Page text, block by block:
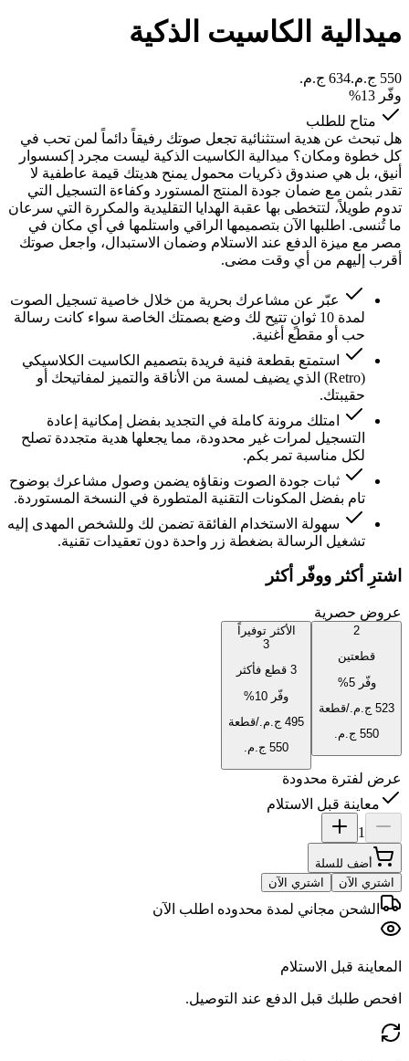
ميدالية الكاسيت الذكية
وفّر 13
%
متاح للطلب
هل تبحث عن هدية استثنائية تجعل صوتك رفيقاً دائماً لمن تحب في
كل خطوة ومكان؟ ميدالية الكاسيت الذكية ليست مجرد إكسسوار
أنيق، بل هي صندوق ذكريات محمول يمنح هديتك قيمة عاطفية لا
تقدر بثمن مع ضمان جودة المنتج المستورد وكفاءة التسجيل التي
تدوم طويلاً، لتتخطى بها عقبة الهدايا التقليدية والمكررة التي سرعان
ما تُنسى. اطلبها الآن بتصميمها الراقي واستلمها في أي مكان في
مصر مع ميزة الدفع عند الاستلام وضمان الاستبدال، واجعل صوتك
أقرب إليهم من أي وقت مضى.
عبّر عن مشاعرك بحرية من خلال خاصية تسجيل الصوت
لمدة 10 ثوانٍ تتيح لك وضع بصمتك الخاصة سواء كانت رسالة
حب أو مقطع أغنية.
استمتع بقطعة فنية فريدة بتصميم الكاسيت الكلاسيكي
(Retro) الذي يضيف لمسة من الأناقة والتميز لمفاتيحك أو
حقيبتك.
امتلك مرونة كاملة في التجديد بفضل إمكانية إعادة
التسجيل لمرات غير محدودة، مما يجعلها هدية متجددة تصلح
لكل مناسبة تمر بكم.
ثبات جودة الصوت ونقاؤه يضمن وصول مشاعرك بوضوح
تام بفضل المكونات التقنية المتطورة في النسخة المستوردة.
سهولة الاستخدام الفائقة تضمن لك وللشخص المهدى إليه
تشغيل الرسالة بضغطة زر واحدة دون تعقيدات تقنية.
اشترِ أكثر ووفّر أكثر
عروض حصرية
2
قطعتين
وفّر5
%
/قطعة
الأكثر توفيراً
3
3 قطع فأكثر
وفّر 10
%
/قطعة
عرض لفترة محدودة
معاينة قبل الاستلام
1
أضف للسلة
اشتري الآن
اشتري الآن
الشحن مجاني لمدة محدوده اطلب الآن
المعاينة قبل الاستلام
افحص طلبك قبل الدفع عند التوصيل.